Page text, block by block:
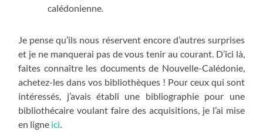
calédonienne.
Je pense qu’ils nous réservent encore d’autres surprises
et je ne manquerai pas de vous tenir au courant. D’ici là,
faites connaître les documents de Nouvelle-Calédonie,
achetez-les dans vos bibliothèques ! Pour ceux qui sont
intéressés, j’avais établi une bibliographie pour une
bibliothécaire voulant faire des acquisitions, je l’ai mise
en ligne ici